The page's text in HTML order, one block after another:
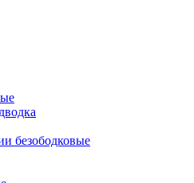
безободковые